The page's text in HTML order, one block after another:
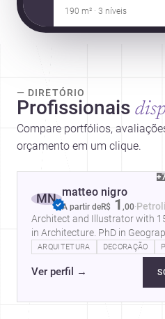
190 m² · 3 níveis
— DIRETÓRIO
Profissionais
Compare portfólios,
orçamento em um clique.
MN matteo nigro
A partir deR$ 1 ,00·
Architect and Illustrator with
in Architecture. PhD in
representation…
ARQUITETURA DECORAÇÃO
Ver perfil →